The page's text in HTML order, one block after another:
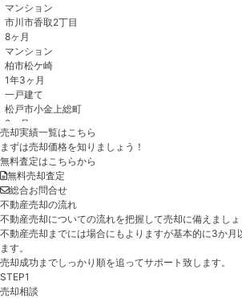
売却実績一覧はこちら
まずは売却価格を知りましょう！
無料査定はこちらから
無料売却査定
総合お問合せ
不動産売却の流れ
不動産売却についての流れを把握して売却に備えましょ
不動産売却までには場合にもよりますが基本的に3か月
ます。
売却成功までしっかり順を追ってサポート致します。
STEP1
売却相談